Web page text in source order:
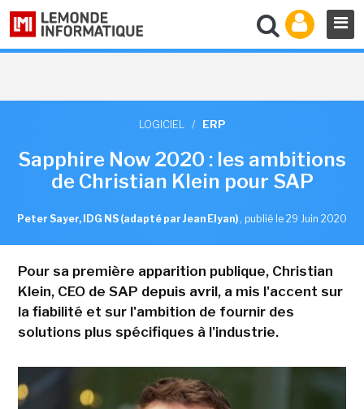
LOGICIEL / ERP
Sapphire Now 2020 : les ambitions
de Christian Klein pour SAP
Peter Sayer, IDG NS (adapté par Jean Elyan) , publié le 29 Juin 2020
Pour sa première apparition publique, Christian
Klein, CEO de SAP depuis avril, a mis l'accent sur
la fiabilité et sur l'ambition de fournir des
solutions plus spécifiques à l'industrie.